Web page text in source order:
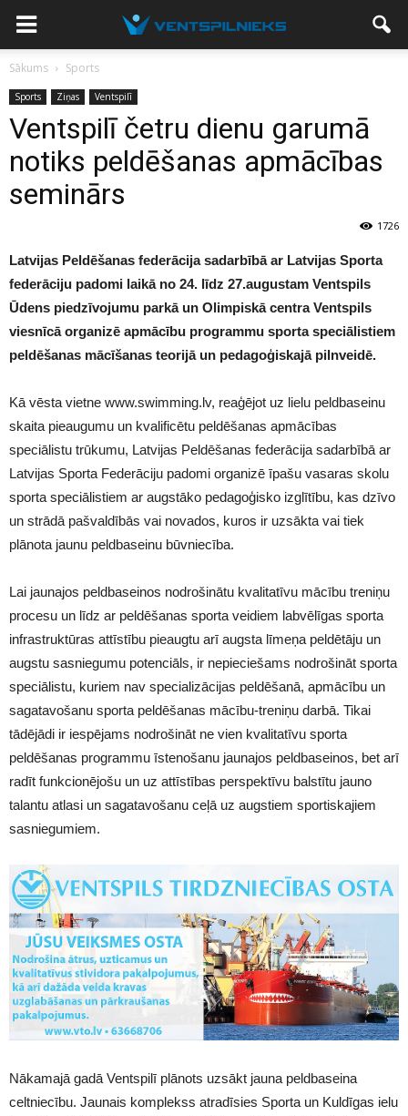
Sākums Sports
Sports Ziņas Ventspilī
Ventspilī četru dienu garumā
notiks peldēšanas apmācības
seminārs
1726
Latvijas Peldēšanas federācija sadarbībā ar Latvijas Sporta
federāciju padomi laikā no 24. līdz 27.augustam Ventspils
Ūdens piedzīvojumu parkā un Olimpiskā centra Ventspils
viesnīcā organizē apmācību programmu sporta speciālistiem
peldēšanas mācīšanas teorijā un pedagoģiskajā pilnveidē.
Kā vēsta vietne www.swimming.lv, reaģējot uz lielu peldbaseinu
skaita pieaugumu un kvalificētu peldēšanas apmācības
speciālistu trūkumu, Latvijas Peldēšanas federācija sadarbībā ar
Latvijas Sporta Federāciju padomi organizē īpašu vasaras skolu
sporta speciālistiem ar augstāko pedagoģisko izglītību, kas dzīvo
un strādā pašvaldībās vai novados, kuros ir uzsākta vai tiek
plānota jaunu peldbaseinu būvniecība.
Lai jaunajos peldbaseinos nodrošinātu kvalitatīvu mācību treniņu
procesu un līdz ar peldēšanas sporta veidiem labvēlīgas sporta
infrastruktūras attīstību pieaugtu arī augsta līmeņa peldētāju un
augstu sasniegumu potenciāls, ir nepieciešams nodrošināt sporta
speciālistu, kuriem nav specializācijas peldēšanā, apmācību un
sagatavošanu sporta peldēšanas mācību-treniņu darbā. Tikai
tādējādi ir iespējams nodrošināt ne vien kvalitatīvu sporta
peldēšanas programmu īstenošanu jaunajos peldbaseinos, bet arī
radīt funkcionējošu un uz attīstības perspektīvu balstītu jauno
talantu atlasi un sagatavošanu ceļā uz augstiem sportiskajiem
sasniegumiem.
Nākamajā gadā Ventspilī plānots uzsākt jauna peldbaseina
celtniecību. Jaunais komplekss atradīsies Sporta un Kuldīgas ielu